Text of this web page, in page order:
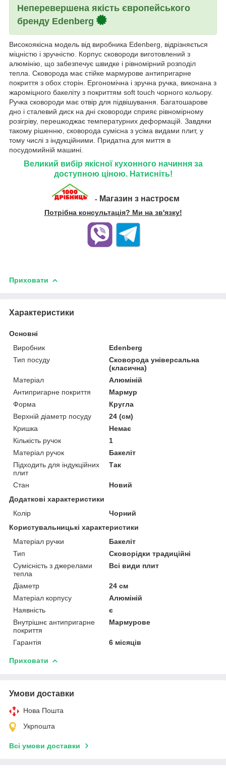
Неперевершена якість європейського
бренду Edenberg
Високоякісна модель від виробника Edenberg, відрізняється
міцністю і зручністю. Корпус сковороди виготовлений з
алюмінію, що забезпечує швидке і рівномірний розподіл
тепла. Сковорода має стійке мармурове антипригарне
покриття з обох сторін. Ергономічна і зручна ручка, виконана з
жароміцного бакеліту з покриттям soft touch чорного кольору.
Ручка сковороди має отвір для підвішування. Багатошарове
дно і сталевий диск на дні сковороди сприяє рівномірному
розігріву, перешкоджає температурних деформацій. Завдяки
такому рішенню, сковорода сумісна з усіма видами плит, у
тому числі з індукційними. Придатна для миття в
посудомийній машині.
Великий вибір якісної кухонного начиння за
доступною ціною. Натисніть!
- Магазин з настроєм
Потрібна консультація? Ми на зв'язку!
Приховати
Характеристики
Основні
Виробник
Edenberg
Тип посуду
Сковорода універсальна
(класична)
Матеріал
Алюміній
Антипригарне покриття
Мармур
Форма
Кругла
Верхній діаметр посуду
24 (см)
Кришка
Немає
Кількість ручок
1
Матеріал ручок
Бакеліт
Підходить для індукційних
плит
Так
Стан
Новий
Додаткові характеристики
Колір
Чорний
Користувальницькі характеристики
Матеріал ручки
Бакеліт
Тип
Сковорідки традиційні
Сумісність з джерелами
тепла
Всі види плит
Діаметр
24 см
Матеріал корпусу
Алюміній
Наявність
є
Внутрішнє антипригарне
покриття
Мармурове
Гарантія 6 місяців
Приховати
Умови доставки
Нова Пошта
Укрпошта
Всі умови доставки